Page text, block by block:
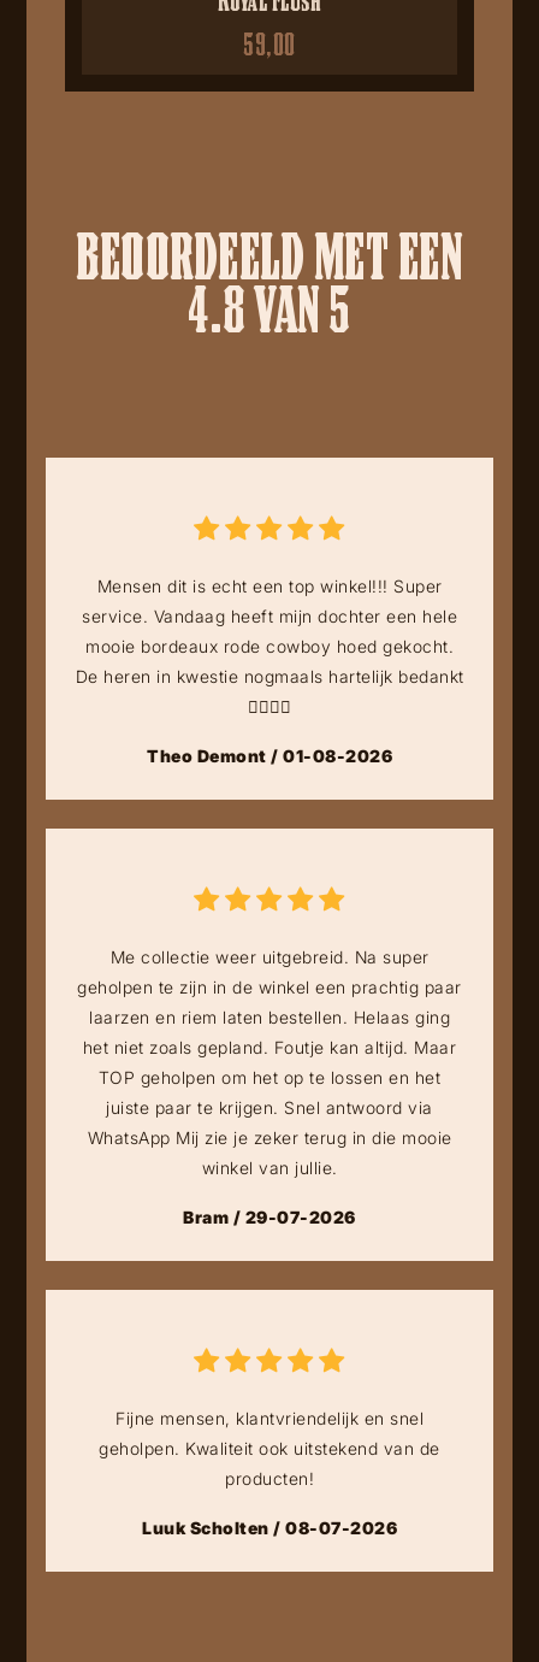
59,00
BEOORDEELD MET EEN
4.8 VAN 5
Mensen dit is echt een top winkel!!! Super
service. Vandaag heeft mijn dochter een hele
mooie bordeaux rode cowboy hoed gekocht.
De heren in kwestie nogmaals hartelijk bedankt
👍🏻👍🏻
Theo Demont / 01-08-2026
Me collectie weer uitgebreid. Na super
geholpen te zijn in de winkel een prachtig paar
laarzen en riem laten bestellen. Helaas ging
het niet zoals gepland. Foutje kan altijd. Maar
TOP geholpen om het op te lossen en het
juiste paar te krijgen. Snel antwoord via
WhatsApp Mij zie je zeker terug in die mooie
winkel van jullie.
Bram / 29-07-2026
Fijne mensen, klantvriendelijk en snel
geholpen. Kwaliteit ook uitstekend van de
producten!
Luuk Scholten / 08-07-2026